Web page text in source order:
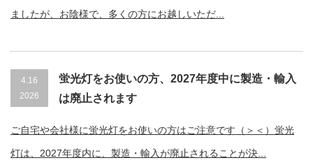
ましたが、お陰様で、多くの方にお越しいただ...
4.16
2026
蛍光灯をお使いの方、2027年度中に製造・輸入
は廃止されます
ご自宅や会社様に蛍光灯をお使いの方はご注意です（＞＜）蛍光
灯は、2027年度内に、製造・輸入が廃止されることが決...